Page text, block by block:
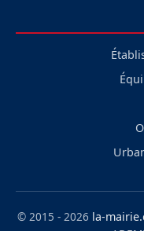
© 2015 - 2026 la-